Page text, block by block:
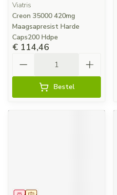
Viatris
Creon 35000 420mg
Maagsapresist Harde
Caps200 Hdpe
€ 114,46
Bestel